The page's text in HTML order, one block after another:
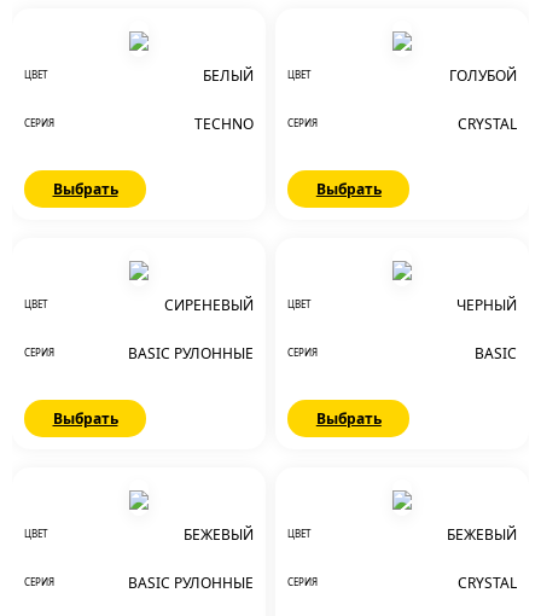
ЦВЕТ БЕЛЫЙ
СЕРИЯ TECHNO
Выбрать
ЦВЕТ ГОЛУБОЙ
СЕРИЯ CRYSTAL
Выбрать
ЦВЕТ СИРЕНЕВЫЙ
СЕРИЯ BASIC РУЛОННЫЕ
Выбрать
ЦВЕТ ЧЕРНЫЙ
СЕРИЯ BASIC
Выбрать
ЦВЕТ БЕЖЕВЫЙ
СЕРИЯ BASIC РУЛОННЫЕ
ЦВЕТ БЕЖЕВЫЙ
СЕРИЯ CRYSTAL